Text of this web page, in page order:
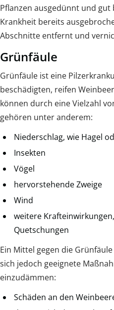
Pflanzen ausgedünnt und
Krankheit bereits
Abschnitte entfernt und
Grünfäule
Grünfäule ist eine
beschädigten, reifen
können durch eine Vielzahl
gehören unter anderem:
Niederschlag, wie Hagel
Insekten
Vögel
hervorstehende Zweige
Wind
weitere
Quetschungen
Ein Mittel gegen die
sich jedoch geeignete
einzudämmen:
Schäden an den